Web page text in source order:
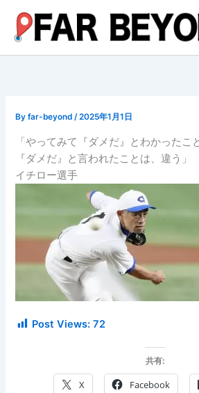
ス
Byfar-beyond/2025年1月1日
「やってみて『ダメだ』とわかったこ
『ダメだ』と言われたことは、違う」
イチロー選手
Post Views: 72
共有:
X Facebook